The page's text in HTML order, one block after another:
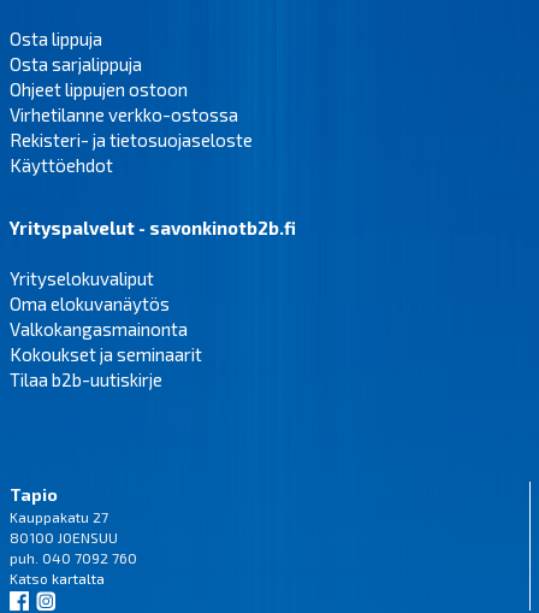
Osta lippuja
Osta sarjalippuja
Ohjeet lippujen ostoon
Virhetilanne verkko-ostossa
Rekisteri- ja tietosuojaseloste
Käyttöehdot
Yrityspalvelut - savonkinotb2b.fi
Yrityselokuvaliput
Oma elokuvanäytös
Valkokangasmainonta
Kokoukset ja seminaarit
Tilaa b2b-uutiskirje
Tapio
Kauppakatu 27
80100 JOENSUU
puh. 040 7092 760
Katso kartalta